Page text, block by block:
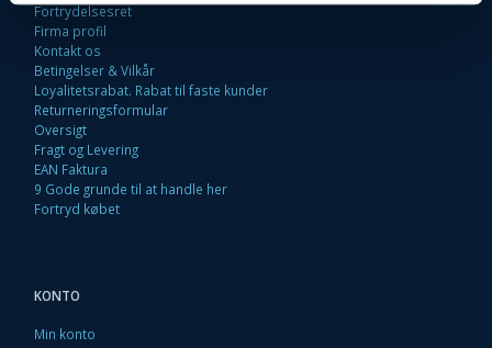
Fortrydelsesret
Firma profil
Kontakt os
Betingelser & Vilkår
Loyalitetsrabat. Rabat til faste kunder
Returneringsformular
Oversigt
Fragt og Levering
EAN Faktura
9 Gode grunde til at handle her
Fortryd købet
KONTO
Min konto